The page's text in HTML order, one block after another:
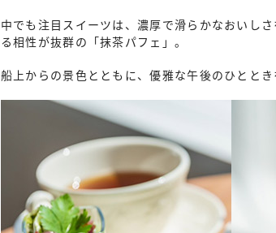
中でも注目スイーツは、濃厚で滑らかなおいし
る相性が抜群の「抹茶パフェ」。
船上からの景色とともに、優雅な午後のひととき